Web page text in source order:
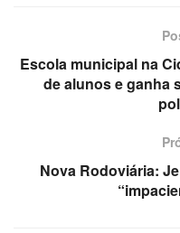
Escola municipal na
de alunos e ganha
Nova Rodoviária: